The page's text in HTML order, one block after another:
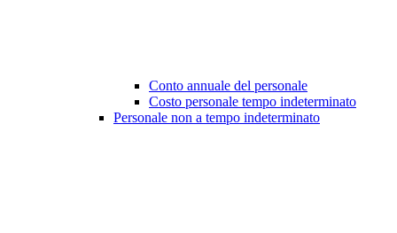
Conto annuale del personale
Costo personale tempo indeterminato
Personale non a tempo indeterminato